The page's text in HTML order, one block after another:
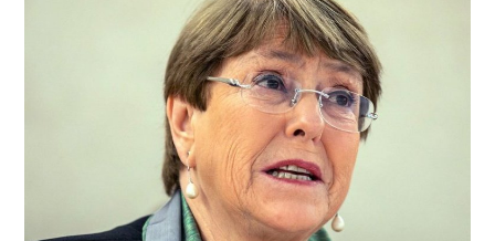
0
H
5
3
M
I
N